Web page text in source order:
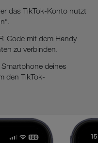
das TikTok-Konto nutzt
Code mit dem Handy
zu verbinden.
deines
den TikTok-